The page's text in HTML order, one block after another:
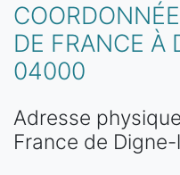
DE FRANCE À
04000
Adresse
France de